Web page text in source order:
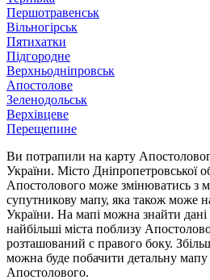
Першотравенськ
Вільногірськ
Пятихатки
Підгородне
Верхньодніпровськ
Апостолове
Зеленодольськ
Верхівцеве
Перещепине
Ви потрапили на карту
України. Місто Дніпропетровської
Апостолового може змінюватись з
супутникову мапу, яка також може
України. На мапі можна знайти
найбільші міста поблизу
розташований с правого боку.
можна буде побачити детальну мапу
Апостолового.